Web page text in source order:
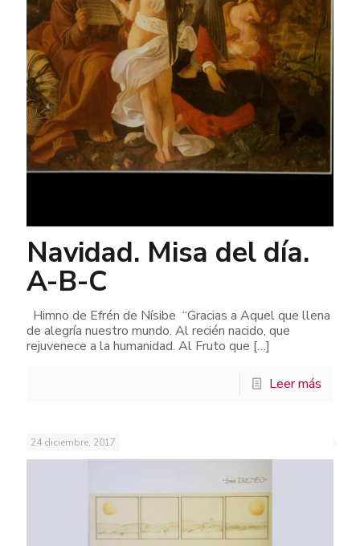
Navidad. Misa del día.
A-B-C
Himno de Efrén de Nísibe “Gracias a Aquel que llena
de alegría nuestro mundo. Al recién nacido, que
rejuvenece a la humanidad. Al Fruto que […]
Leer más
24 diciembre, 2017